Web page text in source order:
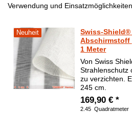
Verwendung und Einsatzmöglichkeiten.
Neuheit
Swiss-Shield®
Abschirmstoff
1 Meter
Von Swiss
Strahlenschutz
zu verzichten.
245 cm.
169,90 € *
2.45 Quadratmeter